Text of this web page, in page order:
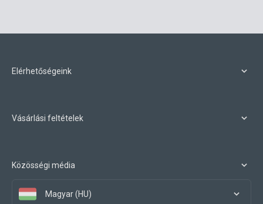
Elérhetőségeink
Vásárlási feltételek
Közösségi média
Magyar (HU)